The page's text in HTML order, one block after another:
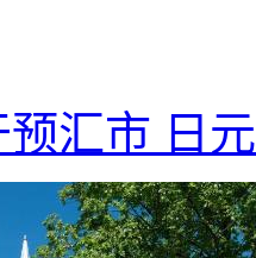
汇市 日